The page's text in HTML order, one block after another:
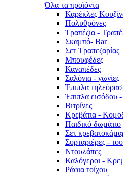
Όλα τα προϊόντα
Καρέκλες
Πολυθρόνες
Τραπέζια -
Σκαμπό- Bar
Σετ Τραπεζαρίας
Μπουφέδες
Καναπέδες
Σαλόνια - γωνίες
Έπιπλα
Έπιπλα εισόδου
Βιτρίνες
Κρεβάτια -
Παιδικό δωμάτιο
Σετ
Συρταριέρες -
Ντουλάπες
Καλόγεροι -
Ράφια τοίχου